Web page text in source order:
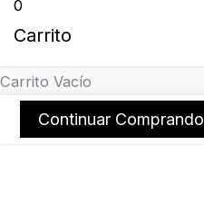
0
Carrito
Carrito Vacío
Continuar Comprando